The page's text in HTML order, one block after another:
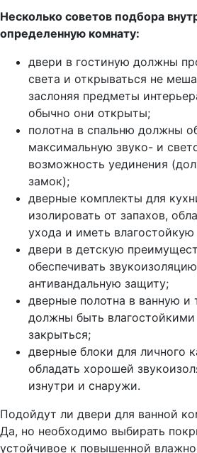
Несколько советов подбора
определенную комнату:
двери в гостиную должны
света и открываться не
заслоняя предметы
обычно они открыты;
полотна в спальню должны
максимальную звуко- и
возможность уединения
замок);
дверные комплекты для
изолировать от запахов,
ухода и иметь
двери в детскую
обеспечивать
антивандальную защиту;
дверные полотна в ванную и
должны быть
закрыться;
дверные блоки для личного
обладать хорошей
изнутри и снаружи.
Подойдут ли двери для ванной
Да, но необходимо выбирать
устойчивое к повышенной